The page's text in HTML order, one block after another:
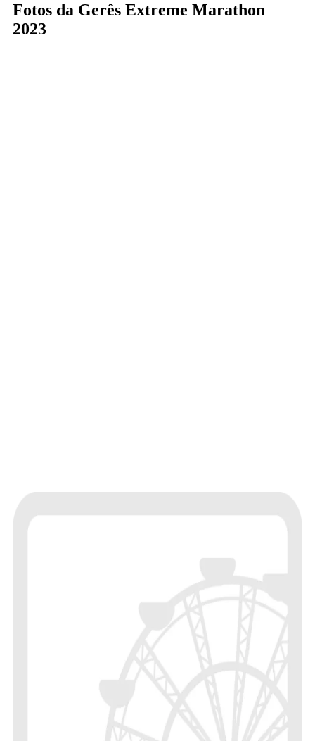
Fotos da Gerês Extreme Marathon
2023